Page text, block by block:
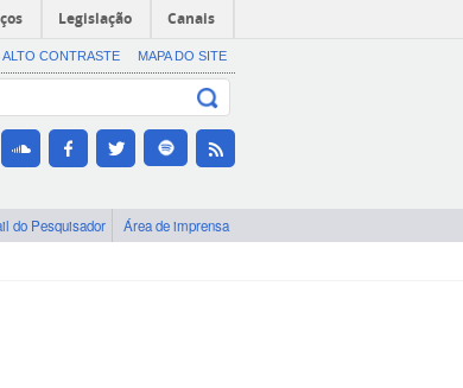
Legislação Canais
ALTO CONTRASTE MAPA DO SITE
do Pesquisador Área de imprensa